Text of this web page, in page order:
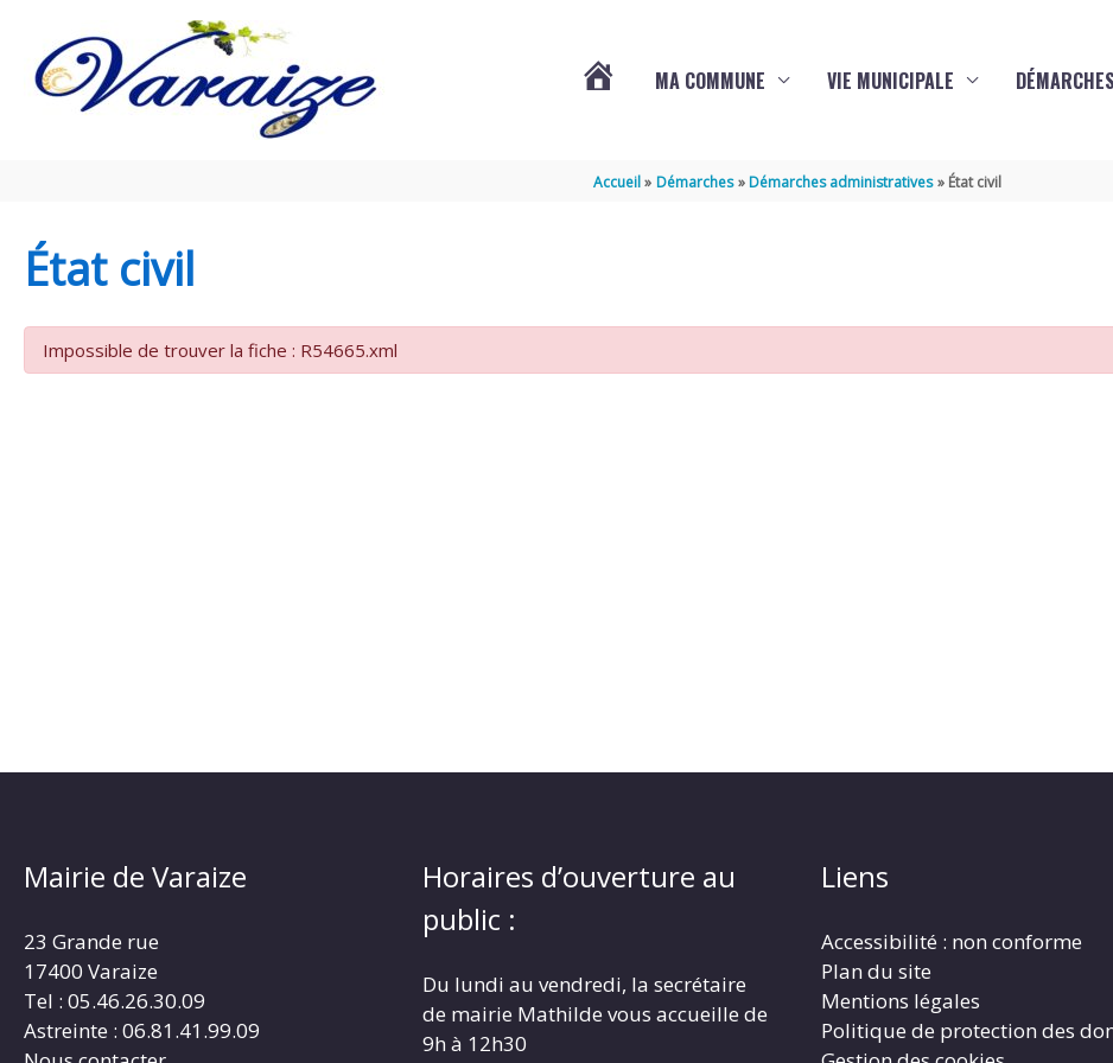
DE
MA COMMUNE VIE MUNICIPALE DÉMARCHES
Accueil Démarches Démarches administratives État civil
État civil
Impossible de trouver la fiche : R54665.xml
Mairie de Varaize
23 Grande rue
17400 Varaize
Tel : 05.46.26.30.09
Astreinte : 06.81.41.99.09
Horaires d’ouverture au
public :
Du lundi au vendredi, la secrétaire
de mairie Mathilde vous accueille de
9h à 12h30
Liens
Accessibilité : non conforme
Plan du site
Mentions légales
Politique de protection des